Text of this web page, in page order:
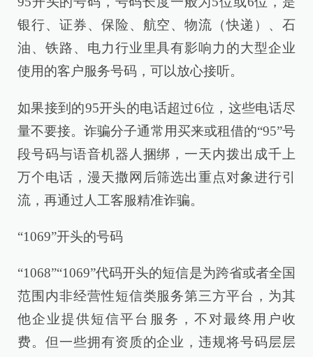
银行、证券、保险、航空、物流（快递）、石
油、铁路、电力行业里具有影响力的大型企业
使用的客户服务号码，可以放心接听。
如果接到的95开头的电话超过6位，这些电话尽
量不要接。诈骗分子通常用买来或租借的“95”号
段号码与语音机器人捆绑，一天内拨出成千上
万个电话，漫天撒网后筛选出重点对象进行引
流，再通过人工客服精准诈骗。
“1069”开头的号码
“1068”“1069”代码开头的短信是为跨省或者全国
范围内非经营性短信类服务第三方平台，为其
他企业提供短信平台服务，不对最终用户收
费。但一些拥有资质的企业，违规将号码层层